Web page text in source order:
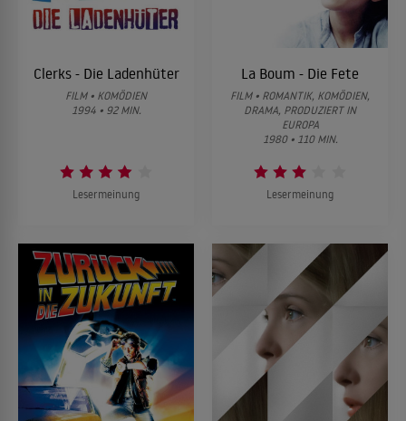
Clerks - Die Ladenhüter
FILM • KOMÖDIEN
1994 • 92 MIN.
Lesermeinung
La Boum - Die Fete
FILM • ROMANTIK, KOMÖDIEN,
DRAMA, PRODUZIERT IN
EUROPA
1980 • 110 MIN.
Lesermeinung